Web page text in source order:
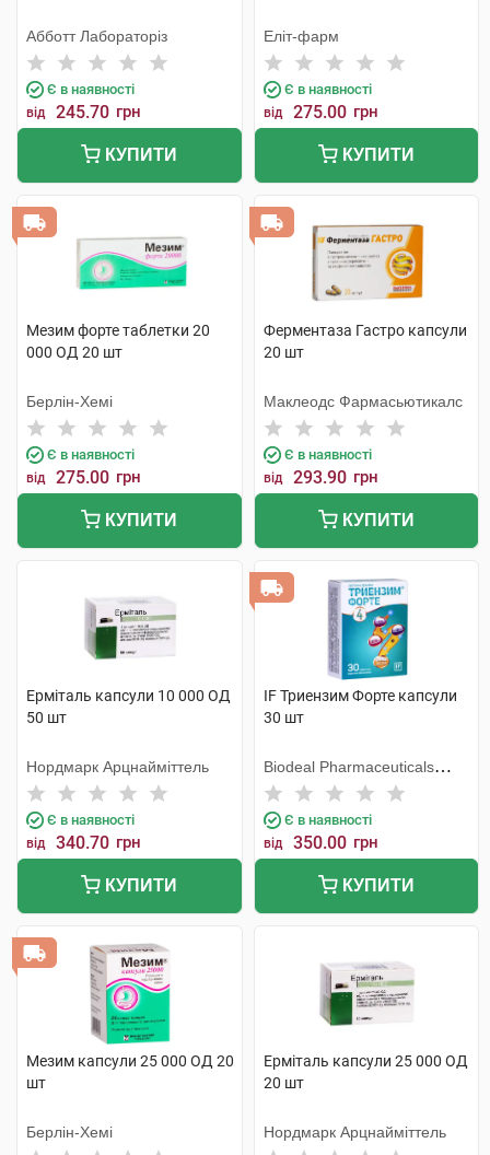
Абботт Лабораторіз
Є в наявності
від 245.70 грн
КУПИТИ
Еліт-фарм
Є в наявності
від 275.00 грн
КУПИТИ
Мезим форте таблетки 20
000 ОД 20 шт
Берлін-Хемі
Є в наявності
від 275.00 грн
КУПИТИ
Ферментаза Гастро капсули
20 шт
Маклеодс Фармасьютикалс
Є в наявності
від 293.90 грн
КУПИТИ
Ерміталь капсули 10 000 ОД
50 шт
Нордмарк Арцнайміттель
Є в наявності
від 340.70 грн
КУПИТИ
IF Триензим Форте капсули
30 шт
Biodeal Pharmaceuticals
Private Limited
Є в наявності
від 350.00 грн
КУПИТИ
Мезим капсули 25 000 ОД 20
шт
Берлін-Хемі
Ерміталь капсули 25 000 ОД
20 шт
Нордмарк Арцнайміттель